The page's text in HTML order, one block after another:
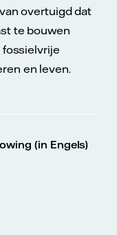
overtuigd dat
te bouwen
fossielvrije
en leven.
(in Engels)